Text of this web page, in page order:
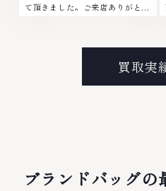
て頂きました。ご来店ありがとう
ブランド品 ブランド衣類 お酒買
取りのことなら、お任せくださ
い。なかでも金・プラチナ等のア
クセサリー・貴金属・宝石・ダイ
の高価買取りを実現しており、他
買取実
ブランドバッグ